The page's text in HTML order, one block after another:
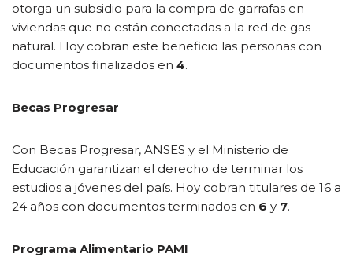
otorga un subsidio para la compra de garrafas en
viviendas que no están conectadas a la red de gas
natural. Hoy cobran este beneficio las personas con
documentos finalizados en 4.
Becas Progresar
Con Becas Progresar, ANSES y el Ministerio de
Educación garantizan el derecho de terminar los
estudios a jóvenes del país. Hoy cobran titulares de 16 a
24 años con documentos terminados en 6 y 7.
Programa Alimentario PAMI